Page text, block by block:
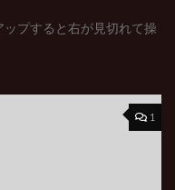
プすると右が見切れて操
1